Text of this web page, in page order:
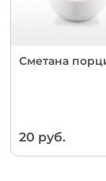
Сметана
20 руб.